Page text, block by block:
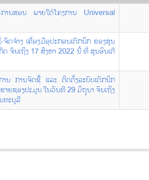
ການສອນ ພາຍໃຕ້ໂຄງການ Universal
ຈ້າງ ເຄື່ອງມືອຸປະກອນເຕັກນິກ ຂອງສູນ
ຈົນເຖິງ 17 ສິງຫາ 2022 ນີ້ ທີ່ ສູນອິນເຕີ
ນ ການຈັດຊື້ ແລະ ຕິດຕັ້ງລະບົບເຕັກນິກ
າຍຊອງປະມູນ ໃນວັນທີ 29 ມິຖຸນາ ຈົນເຖິງ
ທະບູລີ